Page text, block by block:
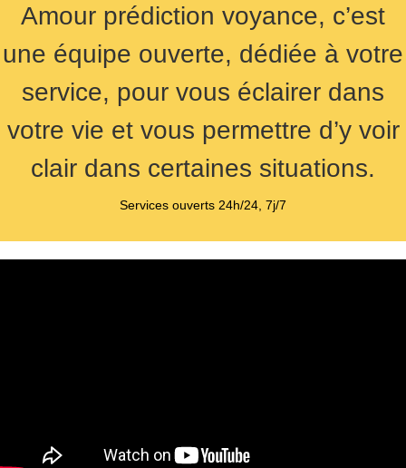
Amour prédiction voyance, c’est
une équipe ouverte, dédiée à votre
service, pour vous éclairer dans
votre vie et vous permettre d’y voir
clair dans certaines situations.
Services ouverts 24h/24, 7j/7